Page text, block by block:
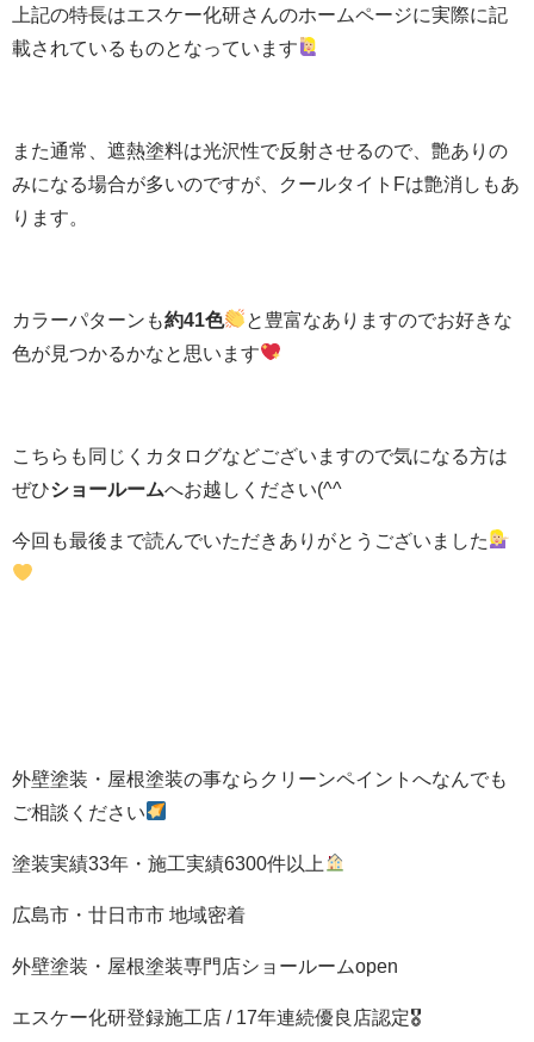
上記の特長はエスケー化研さんのホームページに実際に記
載されているものとなっています
また通常、遮熱塗料は光沢性で反射させるので、艶ありの
みになる場合が多いのですが、クールタイトFは艶消しもあ
ります。
カラーパターンも約41色
と豊富なありますのでお好きな
色が見つかるかなと思います
こちらも同じくカタログなどございますので気になる方は
ぜひショールームへお越しください(^^ゞ
今回も最後まで読んでいただきありがとうございました
外壁塗装・屋根塗装の事ならクリーンペイントへなんでも
ご相談ください
塗装実績33年・施工実績6300件以上
広島市・廿日市市 地域密着
外壁塗装・屋根塗装専門店ショールームopen
エスケー化研登録施工店 / 17年連続優良店認定🎖